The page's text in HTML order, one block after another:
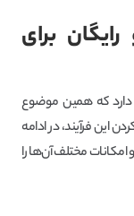
رایگان برای
دارد که همین موضوع
این فرآیند، در ادامه
و امکانات مختلف آن‌ها را